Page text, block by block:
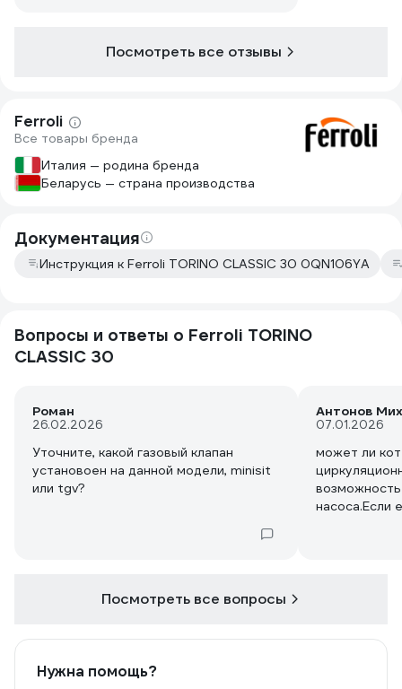
Посмотреть все отзывы
Ferroli
Все товары бренда
Италия — родина бренда
Беларусь — страна производства
Документация
Инструкция к Ferroli TORINO CLASSIC 30 0QN106YA
Вопросы и ответы о Ferroli TORINO
CLASSIC 30
Роман
26.02.2026
Уточните, какой газовый клапан
установоен на данной модели, minisit
или tgv?
Антонов
07.01.2026
может ли
насоса.Если
Посмотреть все вопросы
Нужна помощь?